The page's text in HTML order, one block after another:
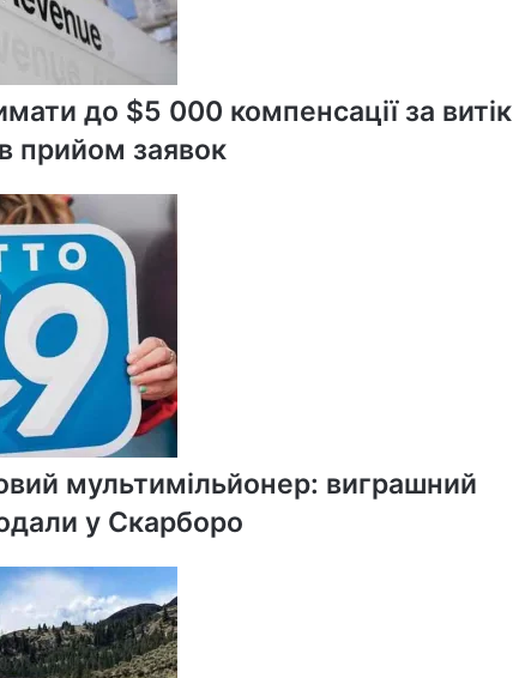
до $5 000 компенсації за витік
прийом заявок
мультимільйонер: виграшний
у Скарборо